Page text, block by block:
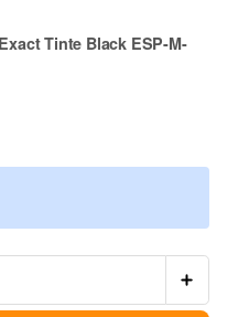
Tinte Black ESP-M-